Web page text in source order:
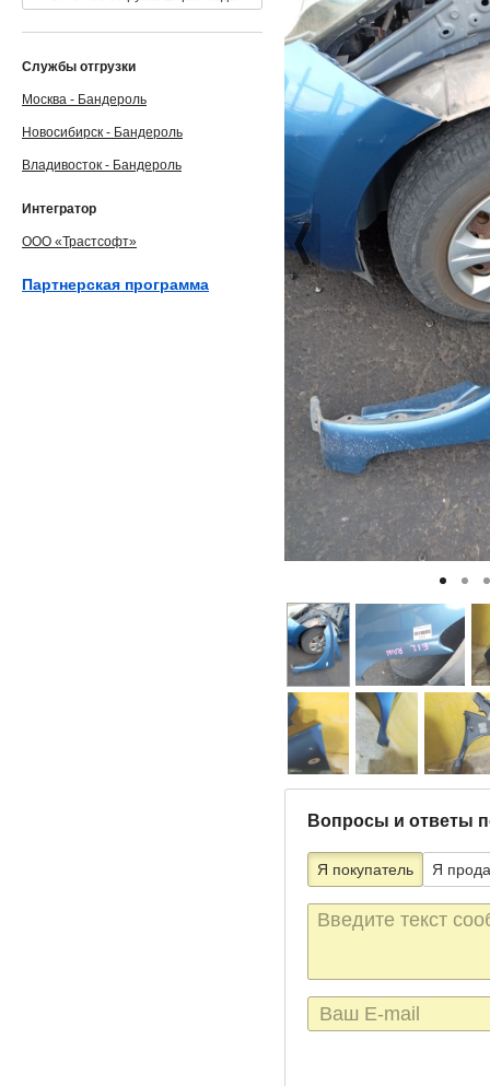
Вопросы и ответы
Я покупатель Я
Текст
сообщения
E-
mail
Службы отгрузки
Москва - Бандероль
Новосибирск - Бандероль
Владивосток - Бандероль
Интегратор
ООО «Трастсофт»
Партнерская программа